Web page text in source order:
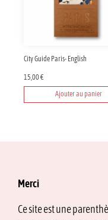
City Guide Paris- English
15,00€
Ajouter au panier
Merci
Ce site est une